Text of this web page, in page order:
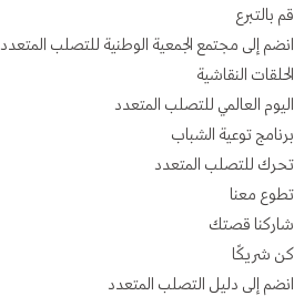
قم بالتبرع
انضم إلى مجتمع الجمعية الوطنية للتصلب المتعدد
الحلقات النقاشية
اليوم العالمي للتصلب المتعدد
برنامج توعية الشباب
تحرك للتصلب المتعدد
تطوع معنا
شاركنا قصتك
كن شريكًا
انضم إلى دليل التصلب المتعدد